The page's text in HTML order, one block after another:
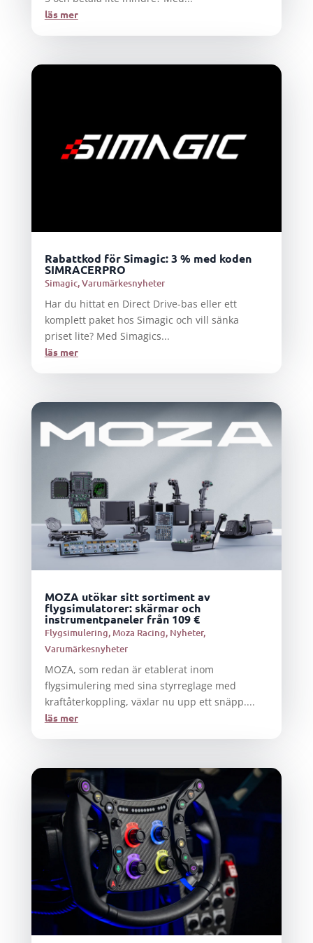
läs mer
Rabattkod för Simagic: 3 % med koden
SIMRACERPRO
Simagic,Varumärkesnyheter
Har du hittat en Direct Drive-bas eller ett
komplett paket hos Simagic och vill sänka
priset lite? Med Simagics...
läs mer
MOZA utökar sitt sortiment av
flygsimulatorer: skärmar och
instrumentpaneler från 109 €
Flygsimulering, Moza Racing, Nyheter,
Varumärkesnyheter
MOZA, som redan är etablerat inom
flygsimulering med sina styrreglage med
kraftåterkoppling, växlar nu upp ett snäpp....
läs mer